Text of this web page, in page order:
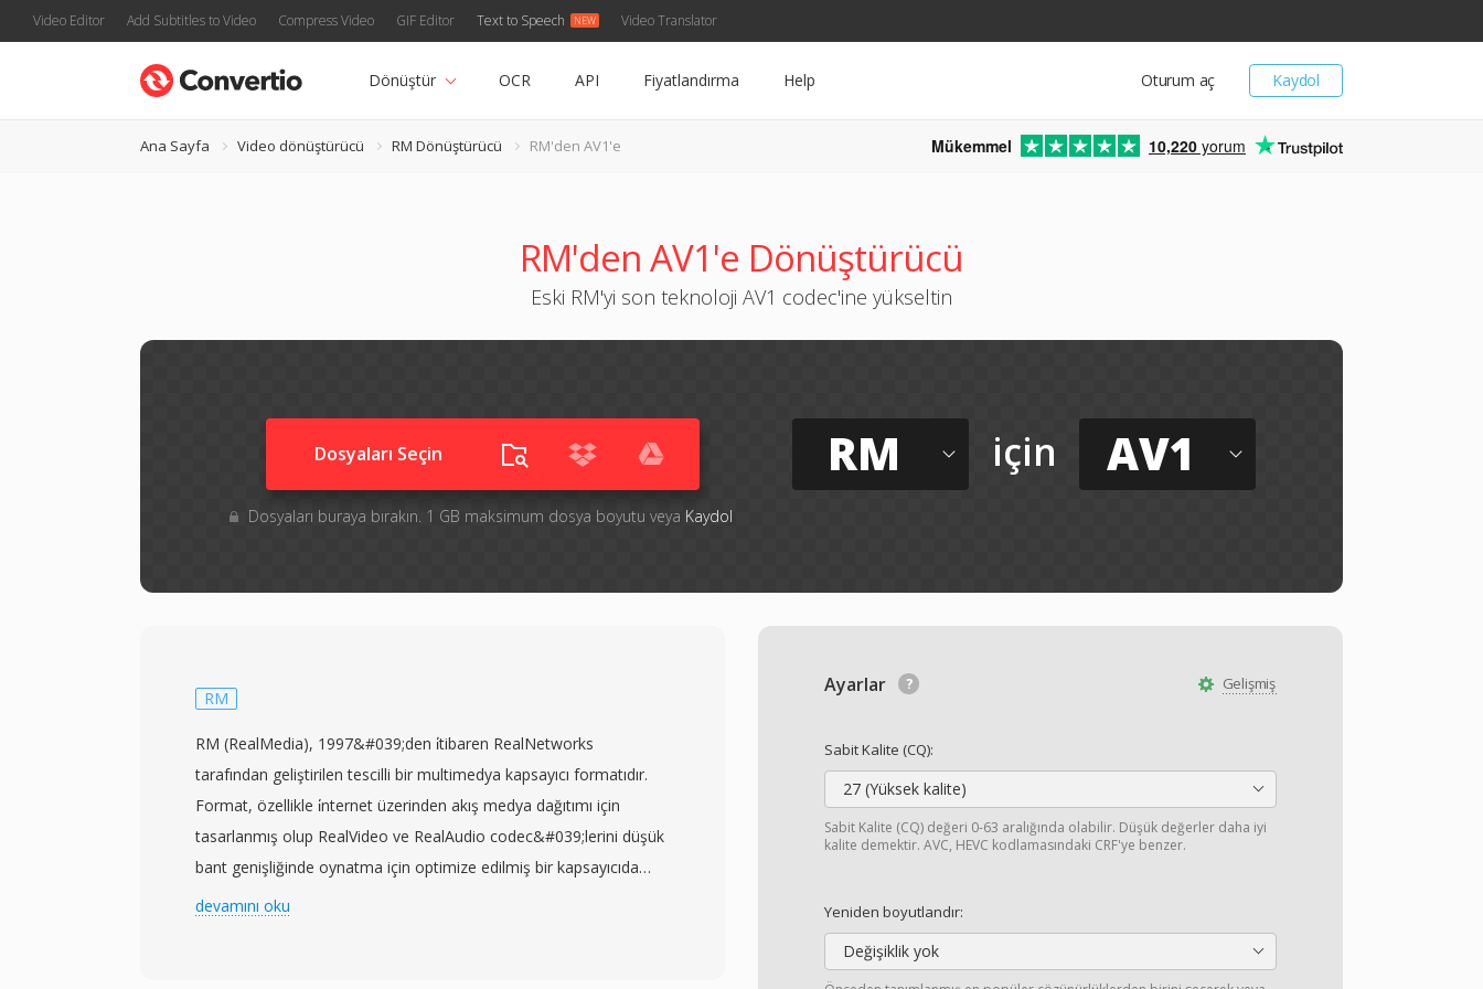
Video Editor Add Subtitles to Video Compress Video GIF Editor Text to Speech Video Translator
Kaydol
Oturum aç
Dönüştür OCR API Fiyatlandırma Help
Ana Sayfa Video dönüştürücü RM Dönüştürücü RM'den AV1'e Mükemmel 10,220 yorum
RM'den AV1'e Dönüştürücü
Eski RM'yi son teknoloji AV1 codec'ine yükseltin
Dosyaları Seçin
Dosyaları buraya bırakın. 1 GB maksimum dosya boyutu veya Kaydol
RM için AV1
Gelişmiş
Ayarlar
Sabit Kalite (CQ):
27 (Yüksek kalite)
Sabit Kalite (CQ) değeri 0-63 aralığında olabilir. Düşük değerler daha iyi
kalite demektir. AVC, HEVC kodlamasındaki CRF'ye benzer.
Yeniden boyutlandır:
Değişiklik yok
RM
RM (RealMedia), 1997&#039;den i̇tibaren RealNetworks
tarafından geliştirilen tescilli bir multimedya kapsayıcı formatıdır.
Format, özellikle i̇nternet üzerinden akış medya dağıtımı için
tasarlanmış olup RealVideo ve RealAudio codec&#039;lerini düşük
bant genişliğinde oynatma için optimize edilmiş bir kapsayıcıda
paketler. RM, 1990&#039;ların sonu ve 2000&#039;lerin başında
devamını oku